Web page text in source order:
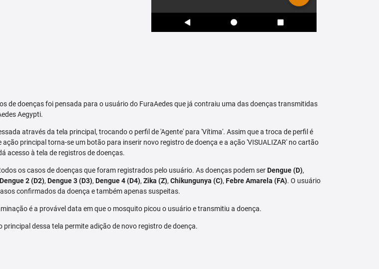
de doenças foi pensada para o usuário do FuraAedes que já contraiu uma das doenças transmitidas
Aegypti.
através da tela principal, trocando o perfil de 'Agente' para 'Vítima'. Assim que a troca de perfil é
ação principal torna-se um botão para inserir novo registro de doença e a ação 'VISUALIZAR' no cartão
acesso à tela de registros de doenças.
os casos de doenças que foram registrados pelo usuário. As doenças podem serDengue (D),
Dengue 2 (D2),Dengue 3 (D3),Dengue 4 (D4),Zika (Z),Chikungunya (C),Febre Amarela (FA). O usuário
confirmados da doença e também apenas suspeitas.
é a provável data em que o mosquito picou o usuário e transmitiu a doença.
principal dessa tela permite adição de novo registro de doença.